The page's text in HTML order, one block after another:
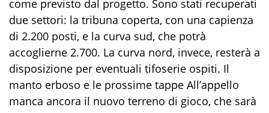
come previsto dal progetto. Sono stati recuperati
due settori: la tribuna coperta, con una capienza
di 2.200 posti, e la curva sud, che potrà
accoglierne 2.700. La curva nord, invece, resterà a
disposizione per eventuali tifoserie ospiti. Il
manto erboso e le prossime tappe All’appello
manca ancora il nuovo terreno di gioco, che sarà